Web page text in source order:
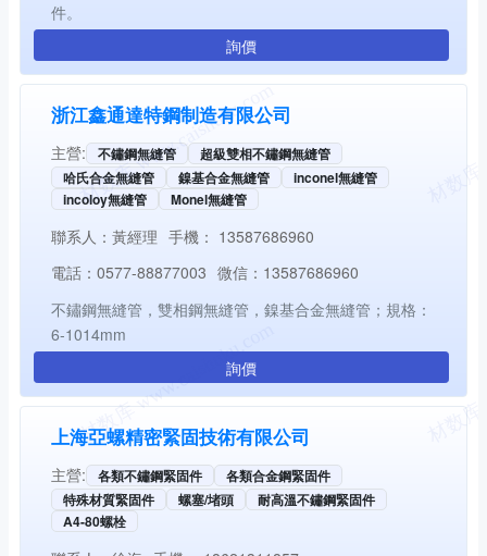
件。
詢價
浙江鑫通達特鋼制造有限公司
主營: 不鏽鋼無縫管
超級雙相不鏽鋼無縫管
哈氏合金無縫管
鎳基合金無縫管
inconel無縫管
incoloy無縫管
Monel無縫管
聯系人： 黃經理 手機： 13587686960
電話： 0577-88877003 微信： 13587686960
不鏽鋼無縫管，雙相鋼無縫管，鎳基合金無縫管；規格：
6-1014mm
詢價
上海亞螺精密緊固技術有限公司
主營: 各類不鏽鋼緊固件
各類合金鋼緊固件
特殊材質緊固件
螺塞/堵頭
耐高溫不鏽鋼緊固件
A4-80螺栓